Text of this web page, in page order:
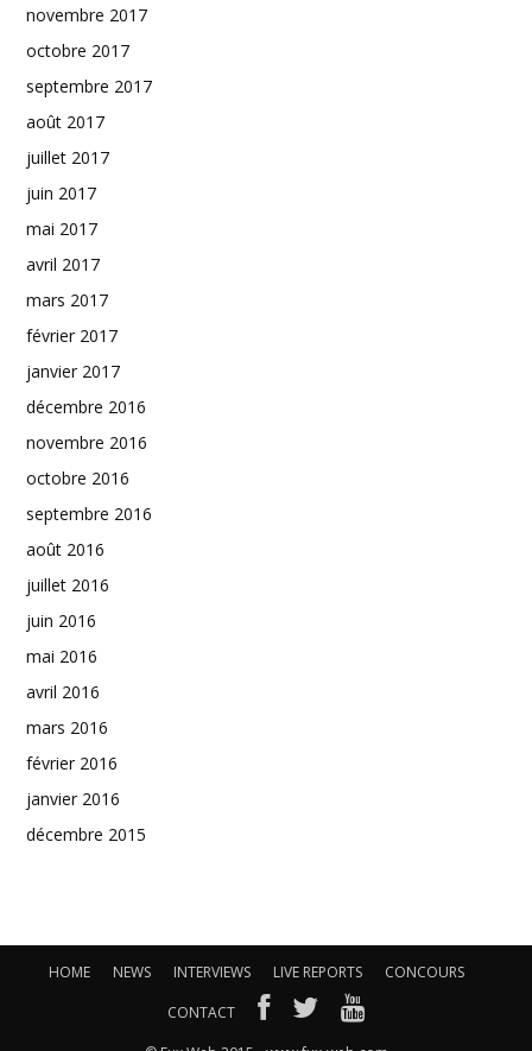
novembre 2017
octobre 2017
septembre 2017
août 2017
juillet 2017
juin 2017
mai 2017
avril 2017
mars 2017
février 2017
janvier 2017
décembre 2016
novembre 2016
octobre 2016
septembre 2016
août 2016
juillet 2016
juin 2016
mai 2016
avril 2016
mars 2016
février 2016
janvier 2016
décembre 2015
HOME NEWS INTERVIEWS LIVE REPORTS
CONCOURS
CONTACT